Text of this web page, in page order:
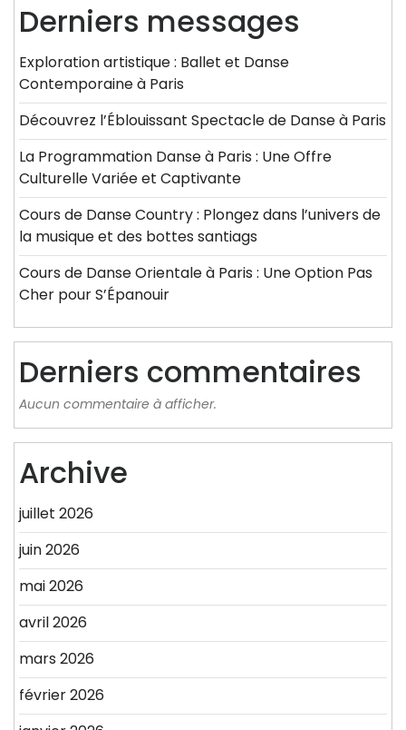
Derniers messages
Exploration artistique : Ballet et Danse
Contemporaine à Paris
Découvrez l’Éblouissant Spectacle de Danse à Paris
La Programmation Danse à Paris : Une Offre
Culturelle Variée et Captivante
Cours de Danse Country : Plongez dans l’univers de
la musique et des bottes santiags
Cours de Danse Orientale à Paris : Une Option Pas
Cher pour S’Épanouir
Derniers commentaires
Aucun commentaire à afficher.
Archive
juillet 2026
juin 2026
mai 2026
avril 2026
mars 2026
février 2026